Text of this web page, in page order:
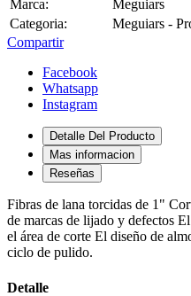
Marca:
Meguiars
Categoria:
Meguiars -
Compartir
Facebook
Whatsapp
Instagram
Detalle Del Producto
Mas informacion
Reseñas
Fibras de lana torcidas de 1"
de marcas de lijado y defectos
el área de corte El diseño de
ciclo de pulido.
Detalle